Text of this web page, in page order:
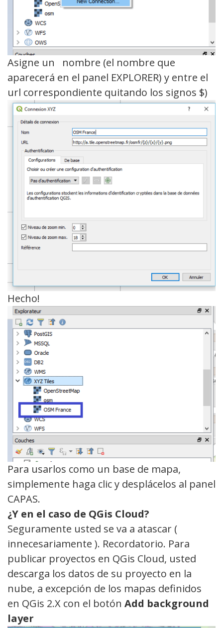
Asigne un nombre (el nombre que
aparecerá en el panel EXPLORER) y entre el
url correspondiente quitando los signos $)
Hecho!
Para usarlos como un base de mapa,
simplemente haga clic y desplácelos al panel
CAPAS.
¿Y en el caso de QGis Cloud?
Seguramente usted se va a atascar (
innecesariamente ). Recordatorio. Para
publicar proyectos en QGis Cloud, usted
descarga los datos de su proyecto en la
nube, a excepción de los mapas definidos
en QGis 2.X con el botón Add background
layer